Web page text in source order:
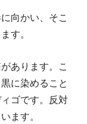
向かい、そこ
す。
あります。こ
に染めること
ゴです。反対
ます。